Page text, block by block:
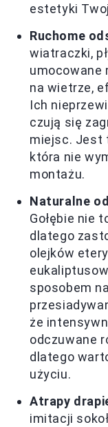
estetyki
Ruchome
wiatraczki,
umocowane
na wietrze,
Ich
czują się
miejsc. Jest
która nie
montażu.
Naturalne
Gołębie nie
dlatego
olejków
sposobem
że
odczuwane
dlatego
użyciu.
Atrapy
imitacji